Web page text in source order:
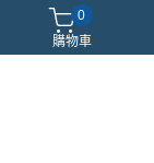
0
購物車